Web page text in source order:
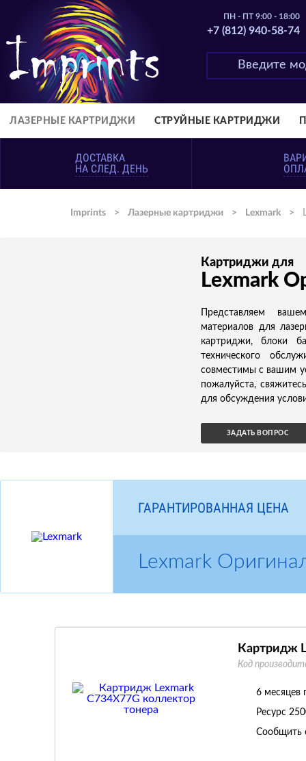
ПН - ПТ 9:00 - 18:00
+7 (812) 940-58-74
ЛАЗЕРНЫЕ КАРТРИДЖИ СТРУЙНЫЕ КАРТРИДЖИ
ДОСТАВКА
НА СЛЕД. ДЕНЬ
Imprints > Лазерные картриджи > Lexmark >
Картриджи для
Lexmark
Представляем
материалов для
картриджи, блоки
технического
совместимы с вашим
пожалуйста,
для обсуждения
ЗАДАТЬ ВОПРОС
ГАРАНТИРОВАННАЯ ЦЕНА
Lexmark
Картридж
Код
6 месяцев
Ресурс
Сообщить